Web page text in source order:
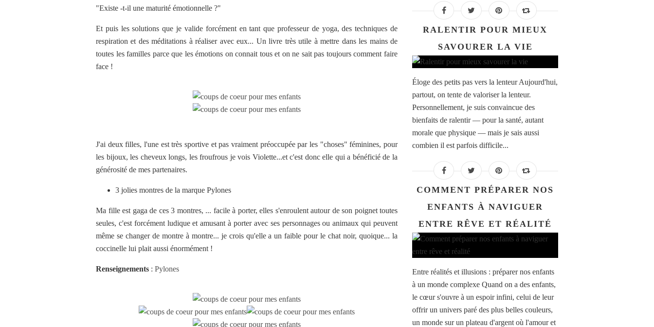
"Existe -t-il une maturité émotionnelle ?"
Et puis les solutions que je valide forcément en tant que professeur de yoga, des techniques de
respiration et des méditations à réaliser avec eux... Un livre très utile à mettre dans les mains de
toutes les familles parce que les émotions on connait tous et on ne sait pas toujours comment faire
face !
J'ai deux filles, l'une est très sportive et pas vraiment préoccupée par les "choses" féminines, pour
les bijoux, les cheveux longs, les froufrous je vois Violette...et c'est donc elle qui a bénéficié de la
générosité de mes partenaires.
3 jolies montres de la marque Pylones
Ma fille est gaga de ces 3 montres, ... facile à porter, elles s'enroulent autour de son poignet toutes
seules, c'est forcément ludique et amusant à porter avec ses personnages ou animaux qui peuvent
même se changer de montre à montre... je crois qu'elle a un faible pour le chat noir, quoique... la
coccinelle lui plait aussi énormément !
Renseignements : Pylones
RALENTIR POUR MIEUX
SAVOURER LA VIE
Éloge des petits pas vers la lenteur Aujourd'hui,
partout, on tente de valoriser la lenteur.
Personnellement, je suis convaincue des
bienfaits de ralentir — pour la santé, autant
morale que physique — mais je sais aussi
combien il est parfois difficile...
COMMENT PRÉPARER NOS
ENFANTS À NAVIGUER
ENTRE RÊVE ET RÉALITÉ
Entre réalités et illusions : préparer nos enfants
à un monde complexe Quand on a des enfants,
le cœur s'ouvre à un espoir infini, celui de leur
offrir un univers paré des plus belles couleurs,
un monde sur un plateau d'argent où l'amour et